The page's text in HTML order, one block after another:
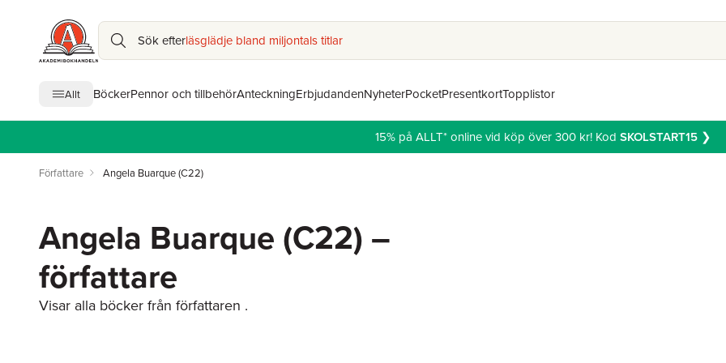
Sök efterläsglädje bland miljontals titlar
Allt BöckerPennor och tillbehörAnteckningErbjudandenNyheterPocketPresentkortTopplistor
15% på ALLT* online vid köp över 300 kr! Kod SKOLSTART15❯
Författare Angela Buarque (C22)
Angela Buarque (C22) –
författare
Visar alla böcker från författaren .